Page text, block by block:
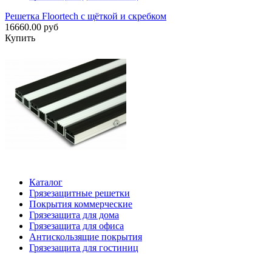
Решетка Floortech с щёткой и скребком
16660.00 руб
Купить
Каталог
Грязезащитные решетки
Покрытия коммерческие
Грязезащита для дома
Грязезащита для офиса
Антискользящие покрытия
Грязезащита для гостиниц